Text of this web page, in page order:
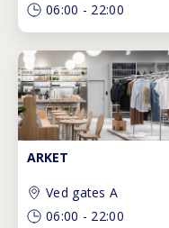
06:00 - 22:00
ARKET
Ved gates A
06:00 - 22:00